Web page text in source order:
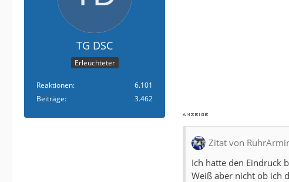
TG DSC
Erleuchteter
Reaktionen
6.101
Beiträge
3.462
Zitat von
Ich hatte den Eindruck
Weiß aber nicht ob ich